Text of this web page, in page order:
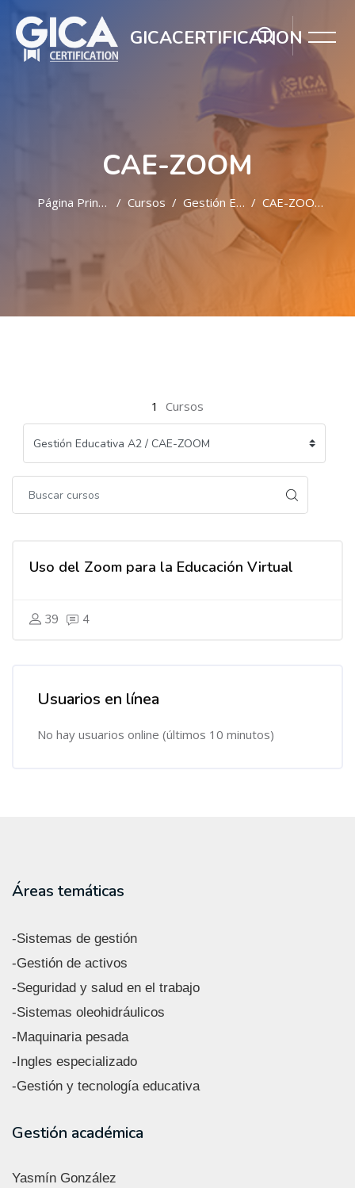
GICACERTIFICATION
CAE-ZOOM
Página Principal Cursos Gestión Educativa A2 CAE-ZOOM
1 Cursos
Uso del Zoom para la Educación Virtual
39 4
Salta Usuarios en línea
Usuarios en línea
No hay usuarios online (últimos 10 minutos)
Áreas temáticas
-Sistemas de gestión
-Gestión de activos
-Seguridad y salud en el trabajo
-Sistemas oleohidráulicos
-Maquinaria pesada
-Ingles especializado
-Gestión y tecnología educativa
Gestión académica
Yasmín González